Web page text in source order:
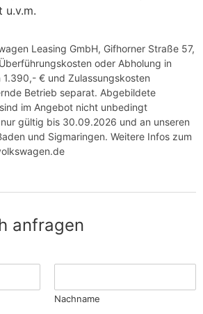
u.v.m.
Leasing GmbH, Gifhorner Straße 57,
oder Abholung in
1.390,- € und Zulassungskosten
Betrieb separat. Abgebildete
im Angebot nicht unbedingt
gültig bis 30.09.2026 und an unseren
und Sigmaringen. Weitere Infos zum
anfragen
Nachname